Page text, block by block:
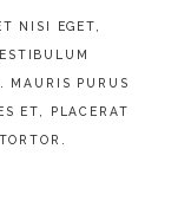
NISI EGET,
MAURIS PURUS
ET, PLACERAT